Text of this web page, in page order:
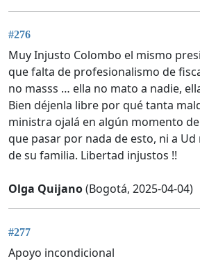
#276
Muy Injusto Colombo el mismo
que falta de profesionalismo de
no masss … ella no mato a nadie,
Bien déjenla libre por qué tanta
ministra ojalá en algún momento
que pasar por nada de esto, ni a
de su familia. Libertad injustos !!
Olga Quijano(Bogotá, 2025-04-04)
#277
Apoyo incondicional